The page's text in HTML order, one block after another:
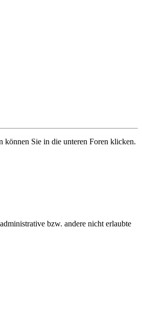
können Sie in die unteren Foren klicken.
bzw. andere nicht erlaubte